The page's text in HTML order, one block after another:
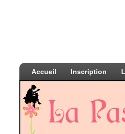
Accueil Inscription